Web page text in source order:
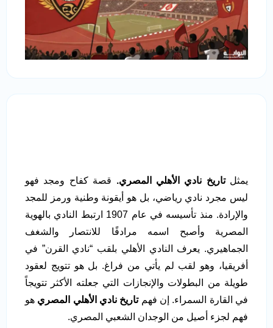
يمثلتاريخ نادي الأهلي المصري. قصة كفاح ومجد فهو
ليس مجرد نادي رياضي، بل هو أيقونة وطنية ورمز للمجد
والإرادة. منذ تأسيسه في عام 1907 ارتبط النادي بالهوية
المصرية وأصبح اسمه مرادفًا للانتصار والشغف
الجماهيري. يعرف النادي الأهلي بلقب “نادي القرن” في
أفريقيا، وهو لقب لم يأتي من فراغ. بل هو تتويج لعقود
طويلة من البطولات والإنجازات التي جعلته الأكثر تتويجاً
في القارة السمراء. إن فهمتاريخ نادي الأهلي المصري هو
فهم لجزء أصيل من الوجدان الشعبي المصري.